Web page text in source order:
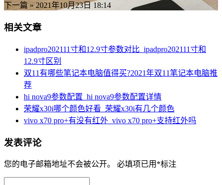
下一篇 » 2021年10月23日 18:14
相关文章
ipadpro202111寸和12.9寸参数对比_ipadpro202111寸和
12.9寸区别
双11有哪些笔记本电脑值得买?2021年双11笔记本电脑推
荐
hi nova9参数配置_hi nova9参数配置详情
荣耀x30i哪个颜色好看_荣耀x30i有几个颜色
vivo x70 pro+有没有红外_vivo x70 pro+支持红外吗
发表评论
您的电子邮箱地址不会被公开。 必填项已用 *标注